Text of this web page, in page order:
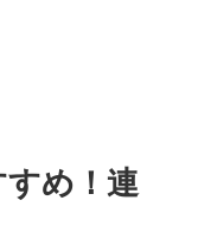
め！連